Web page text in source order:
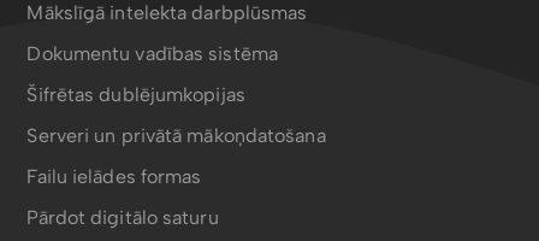
Mākslīgā intelekta darbplūsmas
Dokumentu vadības sistēma
Šifrētas dublējumkopijas
Serveri un privātā mākoņdatošana
Failu ielādes formas
Pārdot digitālo saturu